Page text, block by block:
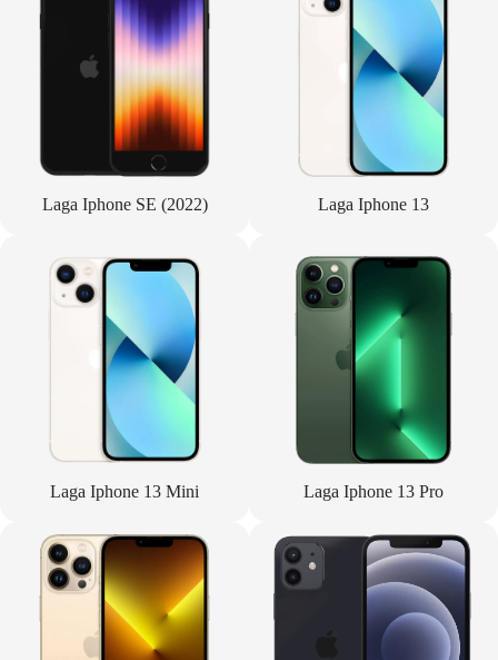
Laga Iphone SE (2022) Laga Iphone 13
Laga Iphone 13 Mini Laga Iphone 13 Pro